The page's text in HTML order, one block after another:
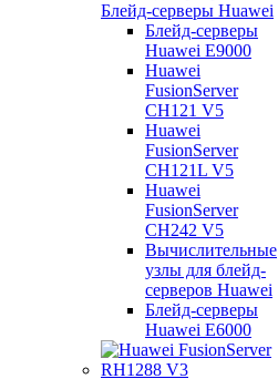
Блейд-серверы Huawei
Блейд-серверы
Huawei E9000
Huawei
FusionServer
CH121 V5
Huawei
FusionServer
CH121L V5
Huawei
FusionServer
CH242 V5
Вычислительные
узлы для блейд-
серверов Huawei
Блейд-серверы
Huawei E6000